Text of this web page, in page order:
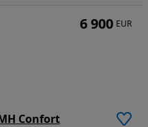
Confort
6 900 EUR